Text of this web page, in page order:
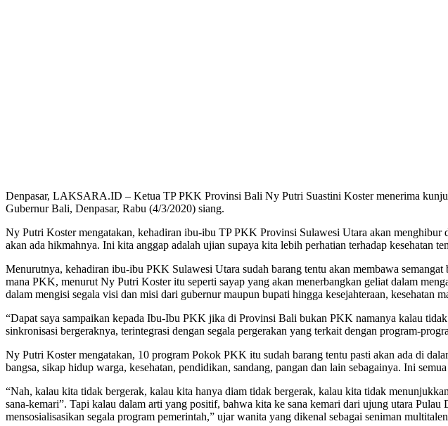
Denpasar, LAKSARA.ID – Ketua TP PKK Provinsi Bali Ny Putri Suastini Koster menerima
Gubernur Bali, Denpasar, Rabu (4/3/2020) siang.
Ny Putri Koster mengatakan, kehadiran ibu-ibu TP PKK Provinsi Sulawesi Utara akan
akan ada hikmahnya. Ini kita anggap adalah ujian supaya kita lebih perhatian terhadap kesehatan
Menurutnya, kehadiran ibu-ibu PKK Sulawesi Utara sudah barang tentu akan membawa
mana PKK, menurut Ny Putri Koster itu seperti sayap yang akan menerbangkan geliat dalam
dalam mengisi segala visi dan misi dari gubernur maupun bupati hingga kesejahteraan, kesehatan
“Dapat saya sampaikan kepada Ibu-Ibu PKK jika di Provinsi Bali bukan PKK namanya kalau
sinkronisasi bergeraknya, terintegrasi dengan segala pergerakan yang terkait dengan program-
Ny Putri Koster mengatakan, 10 program Pokok PKK itu sudah barang tentu pasti akan ada di
bangsa, sikap hidup warga, kesehatan, pendidikan, sandang, pangan dan lain sebagainya. Ini
“Nah, kalau kita tidak bergerak, kalau kita hanya diam tidak bergerak, kalau kita tidak
sana-kemari”. Tapi kalau dalam arti yang positif, bahwa kita ke sana kemari dari ujung utara
mensosialisasikan segala program pemerintah,” ujar wanita yang dikenal sebagai seniman